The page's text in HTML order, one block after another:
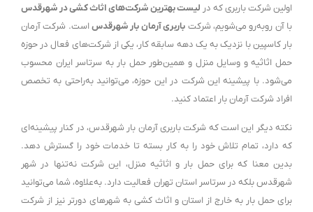
اولین شرکت باربری که در لیست بهترین شرکت‌های اثاث کشی در شهرقدس
با آن روبه‌رو می‌شویم، شرکت باربری آرمان بار شهرقدساست. شرکت آرمان
بار کاسپین با نزدیک به یک دهه سابقه کار، یکی از شرکت‌های فعال در حوزه
حمل اثاثیه و وسایل منزل و همین‌طور حمل بار به سرتاسر ایران محسوب
می‌شود. با پیشینه این شرکت در این حوزه، می‌توانید به‌راحتی به تخصص
افراد شرکت آرمان بار اعتماد کنید.
نکته دیگر این است که شرکت باربری آرمان بار شهرقدس، در کنار پیشینه‌ای
که دارد، تمام تلاش خود را به کار بسته تا خدمات خود را گسترش دهد.
بدین معنا که برای حمل بار و اثاثیه منزل، این شرکت نه‌تنها در شهر
شهرقدس بلکه در سرتاسر استان تهران فعالیت دارد. به‌علاوه، شما می‌توانید
برای حمل بار به خارج از استان و اثاث کشی به شهرهای دورتر نیز از شرکت